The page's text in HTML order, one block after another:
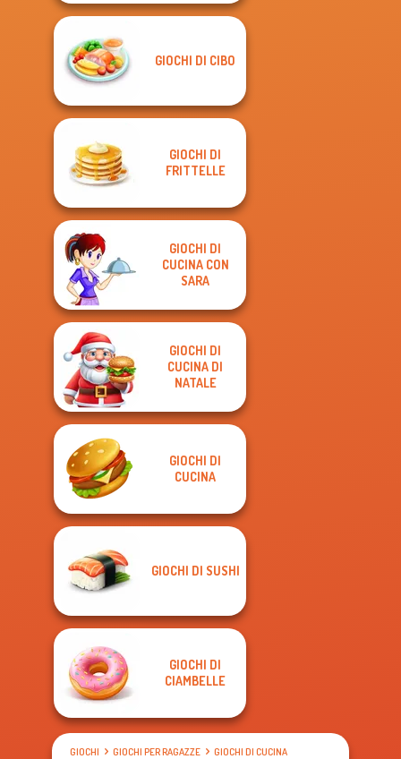
GIOCHI DI CIBO
GIOCHI DI
FRITTELLE
GIOCHI DI
CUCINA CON
SARA
GIOCHI DI
CUCINA DI
NATALE
GIOCHI DI
CUCINA
GIOCHI DI SUSHI
GIOCHI DI
CIAMBELLE
GIOCHI GIOCHI PER RAGAZZE GIOCHI DI CUCINA